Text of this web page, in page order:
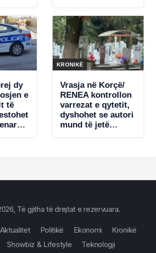
73-vjeçari
dy
e
të
KRONIKË
Vrasja në Korçë/
RENEA kontrollon
varrezat e qytetit,
dyshohet se autori
mund të jetë
Të gjitha të drejtat e rezervuara.
Aktualitet Politikë Ekonomi
Kronikë
Showbiz & Lifestyle Teknologji